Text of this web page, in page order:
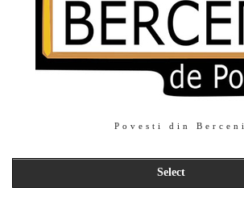
Povesti din Berceni
Select